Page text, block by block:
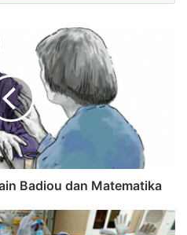
Badiou dan Matematika